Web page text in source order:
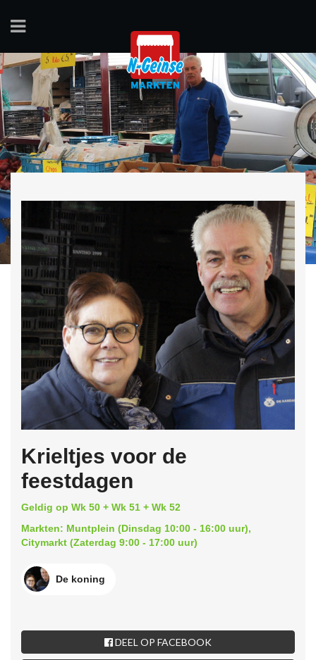
Krieltjes voor de
feestdagen
Geldig op Wk 50 + Wk 51 + Wk 52
Markten: Muntplein (Dinsdag 10:00 - 16:00 uur),
Citymarkt (Zaterdag 9:00 - 17:00 uur)
De koning
DEEL OP FACEBOOK